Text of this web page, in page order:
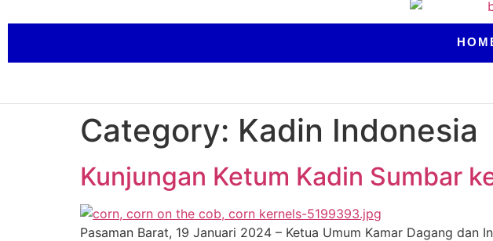
Category: Kadin Indonesia
Kunjungan Ketum Kadin Sumbar
Pasaman Barat, 19 Januari 2024 – Ketua Umum Kamar Dagang dan